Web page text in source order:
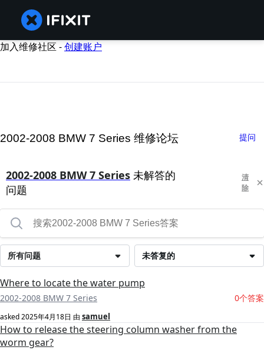
加入维修社区 -创建账户
2002-2008 BMW 7 Series 维修论坛 提问
2002-2008 BMW 7 Series 未解答的
问题
清
除
未答复的
所有问题
Where to locate the water pump
2002-2008 BMW 7 Series 0个答案
asked2025年4月18日 由 samuel
How to release the steering column washer from the
worm gear?